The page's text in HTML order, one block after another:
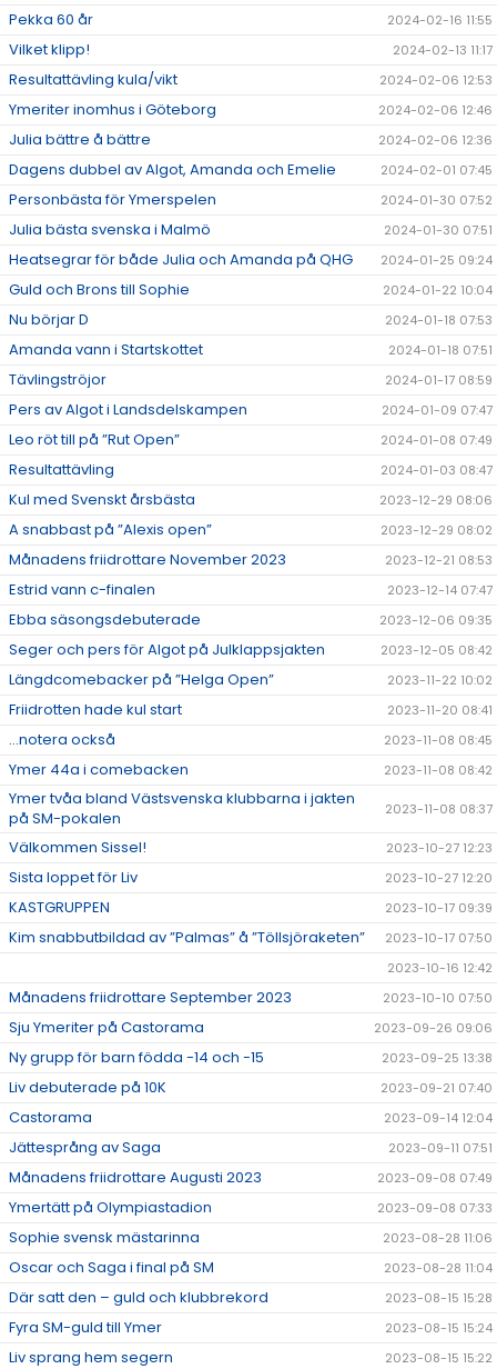
Pekka 60 år 2024-02-16 11:55
Vilket klipp! 2024-02-13 11:17
Resultattävling kula/vikt 2024-02-06 12:53
Ymeriter inomhus i Göteborg 2024-02-06 12:46
Julia bättre å bättre 2024-02-06 12:36
Dagens dubbel av Algot, Amanda och Emelie 2024-02-01 07:45
Personbästa för Ymerspelen 2024-01-30 07:52
Julia bästa svenska i Malmö 2024-01-30 07:51
Heatsegrar för både Julia och Amanda på QHG 2024-01-25 09:24
Guld och Brons till Sophie 2024-01-22 10:04
Nu börjar D 2024-01-18 07:53
Amanda vann i Startskottet 2024-01-18 07:51
Tävlingströjor 2024-01-17 08:59
Pers av Algot i Landsdelskampen 2024-01-09 07:47
Leo röt till på ”Rut Open” 2024-01-08 07:49
Resultattävling 2024-01-03 08:47
Kul med Svenskt årsbästa 2023-12-29 08:06
A snabbast på ”Alexis open” 2023-12-29 08:02
Månadens friidrottare November 2023 2023-12-21 08:53
Estrid vann c-finalen 2023-12-14 07:47
Ebba säsongsdebuterade 2023-12-06 09:35
Seger och pers för Algot på Julklappsjakten 2023-12-05 08:42
Längdcomebacker på ”Helga Open” 2023-11-22 10:02
Friidrotten hade kul start 2023-11-20 08:41
...notera också 2023-11-08 08:45
Ymer 44a i comebacken 2023-11-08 08:42
Ymer tvåa bland Västsvenska klubbarna i jakten
på SM-pokalen
2023-11-08 08:37
Välkommen Sissel! 2023-10-27 12:23
Sista loppet för Liv 2023-10-27 12:20
KASTGRUPPEN 2023-10-17 09:39
Kim snabbutbildad av ”Palmas” å ”Töllsjöraketen”
2023-10-17 07:50
2023-10-16 12:42
Månadens friidrottare September 2023 2023-10-10 07:50
Sju Ymeriter på Castorama 2023-09-26 09:06
Ny grupp för barn födda -14 och -15 2023-09-25 13:38
Liv debuterade på 10K 2023-09-21 07:40
Castorama 2023-09-14 12:04
Jättesprång av Saga 2023-09-11 07:51
Månadens friidrottare Augusti 2023 2023-09-08 07:49
Ymertätt på Olympiastadion 2023-09-08 07:33
Sophie svensk mästarinna 2023-08-28 11:06
Oscar och Saga i final på SM 2023-08-28 11:04
Där satt den – guld och klubbrekord 2023-08-15 15:28
Fyra SM-guld till Ymer 2023-08-15 15:24
Liv sprang hem segern 2023-08-15 15:22